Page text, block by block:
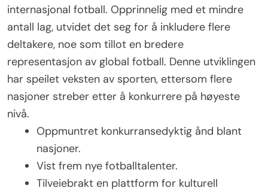
internasjonal fotball. Opprinnelig med et mindre
antall lag, utvidet det seg for å inkludere flere
deltakere, noe som tillot en bredere
representasjon av global fotball. Denne utviklingen
har speilet veksten av sporten, ettersom flere
nasjoner streber etter å konkurrere på høyeste
nivå.
Oppmuntret konkurransedyktig ånd blant
nasjoner.
Vist frem nye fotballtalenter.
Tilveiebrakt en plattform for kulturell